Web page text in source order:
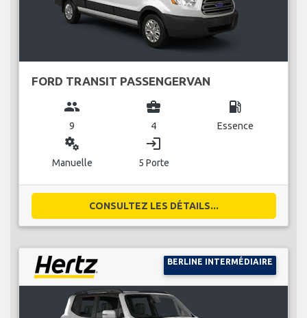
FORD TRANSIT PASSENGERVAN
group
9
business_center
4
local_gas_station
Essence
miscellaneous_services
Manuelle
login
5 Porte
CONSULTEZ LES DÉTAILS...
BERLINE INTERMÉDIAIRE